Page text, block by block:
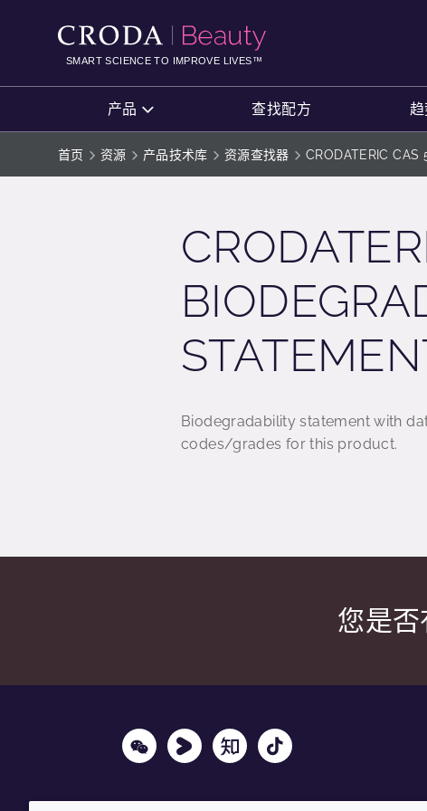
CONTENTSMART SCIENCE TO IMPROVE LIVES™
产品 查找配方
首页 资源 产品技术库 资源查找器 CRODATERIC
Biodegradability statement with
codes/grades for this product.
您是否
WechatYoukuZhihu Tiktok